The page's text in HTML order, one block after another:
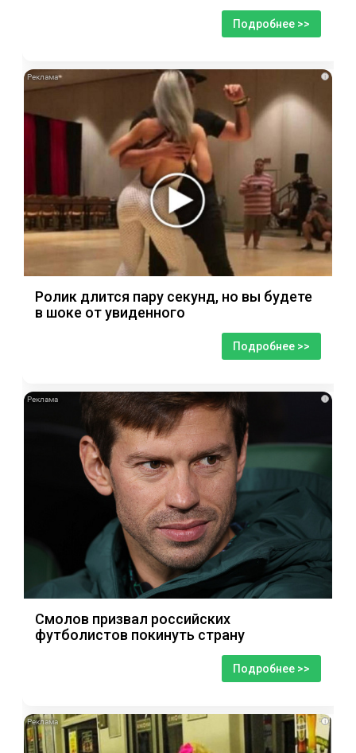
Подробнее >>
i
Ролик длится пару секунд, но вы будете
в шоке от увиденного
Подробнее >>
i
Смолов призвал российских
футболистов покинуть страну
Подробнее >>
i